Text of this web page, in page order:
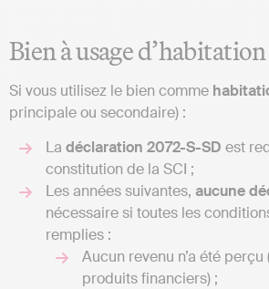
Bien à usage d’habitation
Si vous utilisez le bien comme
principale ou secondaire) :
La déclaration 2072-S-SD est
constitution de la SCI ;
Les années suivantes, aucune
nécessaire si toutes les
remplies :
Aucun revenu n’a été perçu
produits financiers) ;